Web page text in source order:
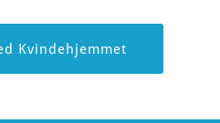
Kvindehjemmet